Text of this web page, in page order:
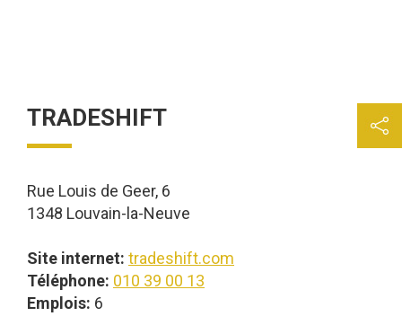
TRADESHIFT
Rue Louis de Geer, 6
1348 Louvain-la-Neuve
Site internet: tradeshift.com
Téléphone: 010 39 00 13
Emplois: 6